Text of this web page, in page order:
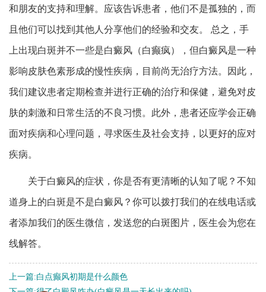
和朋友的支持和理解。应该告诉患者，他们不是孤独的，而
且他们可以找到其他人分享他们的经验和交友。 总之，手
上出现白斑并不一些是白癜风（白癫疯），但白癜风是一种
影响皮肤色素形成的慢性疾病，目前尚无治疗方法。因此，
我们建议患者定期检查并进行正确的治疗和保健，避免对皮
肤的刺激和日常生活的不良习惯。此外，患者还应学会正确
面对疾病和心理问题，寻求医生及社会支持，以更好的应对
疾病。
关于白癜风的症状，你是否有更清晰的认知了呢？不知
道身上的白斑是不是白癜风？你可以拨打我们的在线电话或
者添加我们的医生微信，发送您的白斑图片，医生会为您在
线解答。
上一篇:白点癫风初期是什么颜色